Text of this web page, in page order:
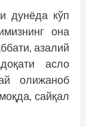
дунёда кўп
она
азалий
асло
олижаноб
сайқал